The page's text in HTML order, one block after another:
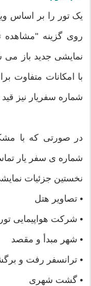
یک تور را بر اساس
روی گزینه "مشاهده
نمایشی جدید باز
با امکانات متفاوت
شماره سفریار نیز
در صورتی که با
شماره ی سفر یار
نخستین جزئیات
• تصاویر هتل
• شرکت هواپیمایی
• شهر مبدأ و مقصد
• ترانسفر رفت و
• گشت شهری